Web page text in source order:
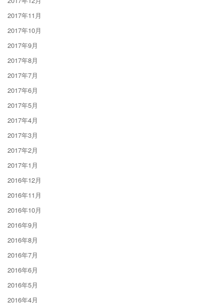
2017年11月
2017年10月
2017年9月
2017年8月
2017年7月
2017年6月
2017年5月
2017年4月
2017年3月
2017年2月
2017年1月
2016年12月
2016年11月
2016年10月
2016年9月
2016年8月
2016年7月
2016年6月
2016年5月
2016年4月